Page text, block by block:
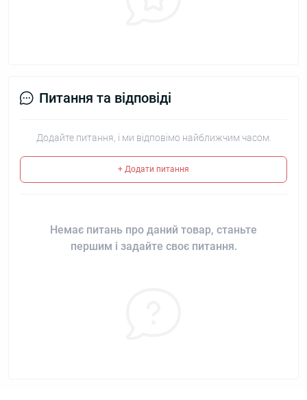
Питання та відповіді
Додайте питання, і ми відповімо найближчим часом.
+ Додати питання
Немає питань про даний товар, станьте
першим і задайте своє питання.